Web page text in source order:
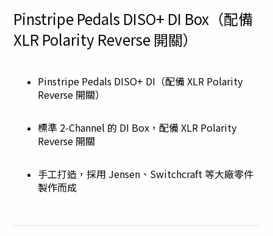
Pinstripe Pedals DISO+ DI Box（配備
XLR Polarity Reverse 開關）
Pinstripe Pedals DISO+ DI（配備 XLR Polarity
Reverse 開關）
標準 2-Channel 的 DI Box，配備 XLR Polarity
Reverse 開關
手工打造，採用 Jensen、Switchcraft 等大廠零件
製作而成